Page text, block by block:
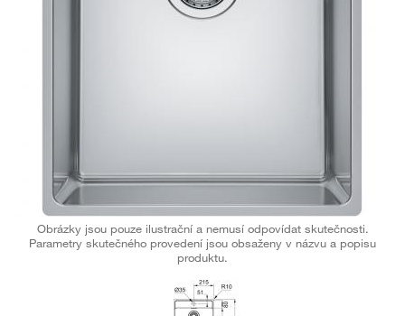
Obrázky jsou pouze ilustrační a nemusí odpovídat skutečnosti.
Parametry skutečného provedení jsou obsaženy v názvu a popisu
produktu.